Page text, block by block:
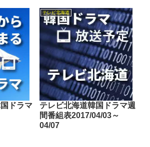
ドラマ
テレビ北海道
テレビ北海道韓国ドラマ週
間番組表2017/04/03～
04/07